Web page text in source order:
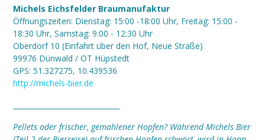
Michels Eichsfelder Braumanufaktur
Öffnungszeiten: Dienstag: 15:00 -18:00 Uhr, Freitag: 15:00 -
18:30 Uhr, Samstag: 9:00 - 12:30 Uhr
Oberdorf 10 (Einfahrt über den Hof, Neue Straße)
99976 Dünwald / OT Hüpstedt
GPS: 51.327275, 10.439536
http://michels-bier.de
Pellets oder frischer, gemahlener Hopfen? Während Michels Bier